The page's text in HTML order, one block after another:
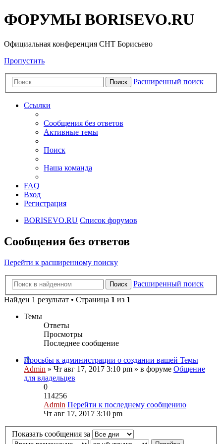
ФОРУМЫ BORISEVO.RU
Официальная конференция СНТ Борисьево
Пропустить
Поиск Расширенный поиск
Ссылки
Сообщения без ответов
Активные темы
Поиск
Наша команда
FAQ
Вход
Регистрация
BORISEVO.RU Список форумов
Сообщения без ответов
Перейти к расширенному поиску
Поиск
Расширенный поиск
Найден 1 результат • Страница 1 из 1
Темы
Ответы
Просмотры
Последнее сообщение
Просьбы к администрации о создании вашей Темы
Admin » Чт авг 17, 2017 3:10 pm » в форуме Общение
для владельцев
0
114256
Admin Перейти к последнему сообщению
Чт авг 17, 2017 3:10 pm
Показать сообщения за